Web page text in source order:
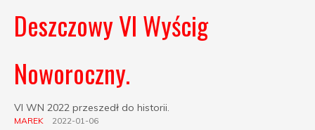
Deszczowy VI Wyścig
Noworoczny.
VI WN 2022 przeszedł do historii.
MAREK 2022-01-06